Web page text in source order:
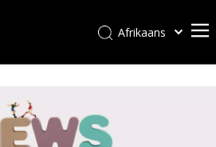
Afrikaans